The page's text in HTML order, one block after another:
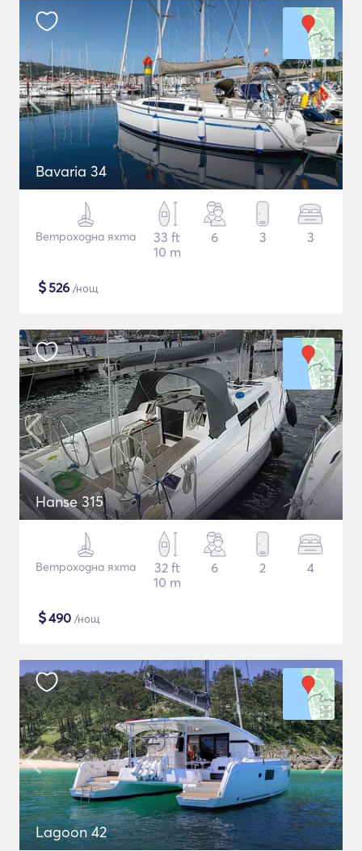
Bavaria 34
Ветроходна яхта
33 ft
10 m
6 3 3
$526 /нощ
Hanse 315
Ветроходна яхта
32 ft
10 m
6 2 4
$490 /нощ
Lagoon 42